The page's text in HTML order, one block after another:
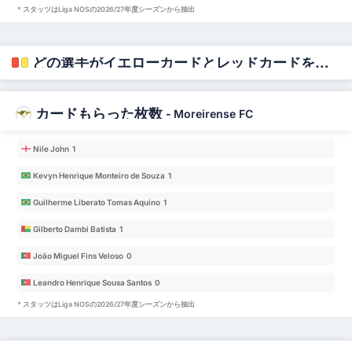
* スタッツはLiga NOSの2026/27年度シーズンから抽出
どの選手がイエローカードとレッドカードをもらうのか？
カードもらった枚数 - Moreirense FC
Nile John 1
Kevyn Henrique Monteiro de Souza 1
Guilherme Liberato Tomas Aquino 1
Gilberto Dambi Batista 1
João Miguel Fins Veloso 0
Leandro Henrique Sousa Santos 0
* スタッツはLiga NOSの2026/27年度シーズンから抽出